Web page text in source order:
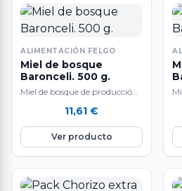
ALIMENTACIÓN FELGO
Miel de bosque
Baronceli. 500 g.
Miel de bosque de producción
colmenas ubicadas en zonas
de cultivo ecológico.…
11,61 €
Ver producto